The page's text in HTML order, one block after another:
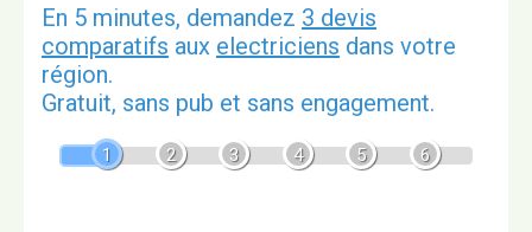
En 5 minutes, demandez 3 devis
comparatifs aux electriciens dans votre
région.
Gratuit, sans pub et sans engagement.
1 2 3 4 5 6